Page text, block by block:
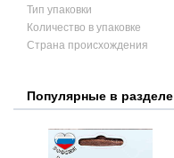
Тип упаковки
Количество в упаковке
Страна происхождения
Популярные в разделе